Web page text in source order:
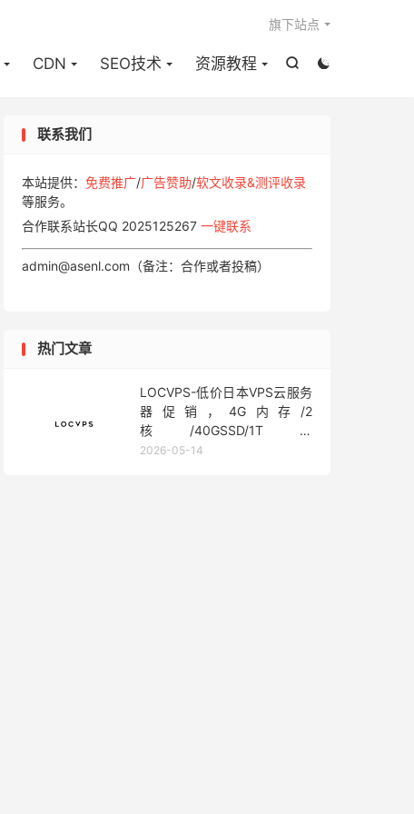


CDN SEO技术 资源教程
旗下站点
联系我们
本站提供： 免费推广/广告赞助/软文收录&测评收录
等服务。
合作联系站长QQ 2025125267 一键联系
admin@asenl.com（备注：合作或者投稿）
热门文章
LOCVPS-低价日本VPS云服务
器促销，4G内存/2
核/40GSSD/1T流
量/450Mbps带宽，低至36元/
2026-05-14